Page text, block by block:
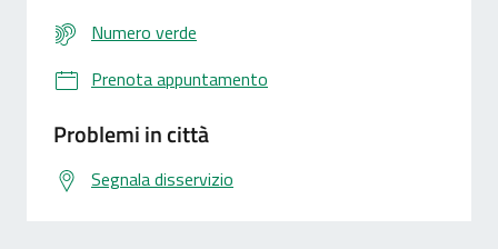
Numero verde
Prenota appuntamento
Problemi in città
Segnala disservizio